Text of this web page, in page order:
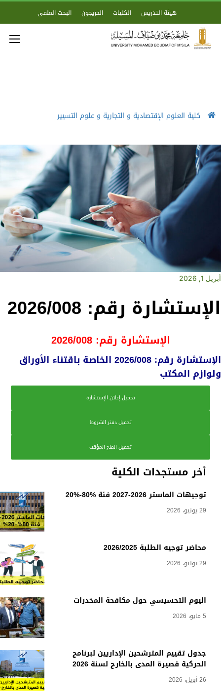
هيئة التدريس الكليات الخريجون البحث العلمي
كلية العلوم الإقتصادية و التجارية و علوم التسيير
أخر مستجدات الكلية
توجيهات الماستر 2026-2027 فئة %80-%20
29 يونيو، 2026
محاضر توجيه الطلبة 2026/2025
29 يونيو، 2026
اليوم التحسيسي حول مكافحة المخدرات
5 مايو، 2026
جدول تقييم المترشحين الإداريين لبرنامج
الحركية قصيرة المدى بالخارج لسنة 2026
26 أبريل، 2026
أبريل 1, 2026
الإستشارة رقم: 2026/008
الإستشارة رقم: 2026/008
الإستشارة رقم: 2026/008 الخاصة باقتناء الأوراق
ولوازم المكتب
تحميل إعلان الإستشارة
تحميل دفتر الشروط
تحميل المنح المؤقت